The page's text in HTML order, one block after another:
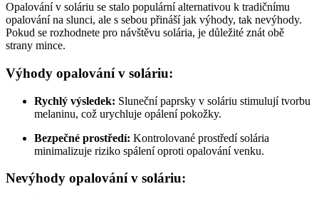
Opalování v soláriu se stalo populární alternativou k tradičnímu
opalování na slunci,‌ ale s sebou přináší jak ⁤výhody, tak nevýhody.
⁤Pokud ‌se rozhodnete ⁤pro​ návštěvu solária, je důležité znát obě
⁢strany mince.
Výhody‍ opalování v soláriu:
Rychlý výsledek: Sluneční paprsky v soláriu stimulují tvorbu
melaninu, ⁢což urychluje opálení pokožky.
Bezpečné⁤ prostředí: Kontrolované ‌prostředí solária
minimalizuje riziko spálení oproti opalování venku.
Nevýhody opalování⁢ v soláriu: